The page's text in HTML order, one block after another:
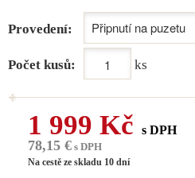
Provedení:
Počet kusů: ks
1 999 Kč s DPH
78,15 € s DPH
Na cestě ze skladu 10 dní